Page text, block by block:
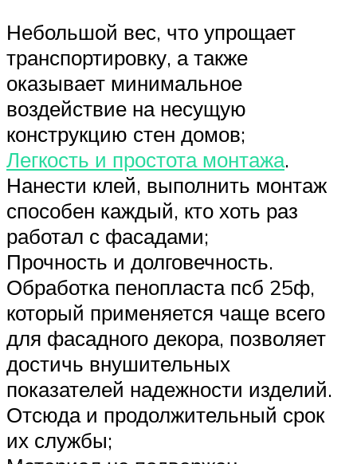
Небольшой вес, что упрощает
транспортировку, а также
оказывает минимальное
воздействие на несущую
конструкцию стен домов;
Легкость и простота монтажа.
Нанести клей, выполнить монтаж
способен каждый, кто хоть раз
работал с фасадами;
Прочность и долговечность.
Обработка пенопласта псб 25ф,
который применяется чаще всего
для фасадного декора, позволяет
достичь внушительных
показателей надежности изделий.
Отсюда и продолжительный срок
их службы;